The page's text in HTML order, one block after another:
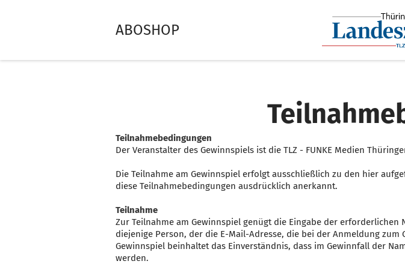
ABOSHOP
Teilnahmebedingungen
Der Veranstalter des Gewinnspiels ist die TLZ - FUNKE Medien
Die Teilnahme am Gewinnspiel erfolgt ausschließlich zu den hier
diese Teilnahmebedingungen ausdrücklich anerkannt.
Teilnahme
Zur Teilnahme am Gewinnspiel genügt die Eingabe der
diejenige Person, der die E-Mail-Adresse, die bei der Anmeldung
Gewinnspiel beinhaltet das Einverständnis, dass im Gewinnfall der
werden.